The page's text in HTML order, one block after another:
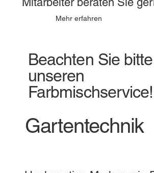
Beachten Sie
unseren
Farbmischservice!
Mehr erfahren
Gartentechnik